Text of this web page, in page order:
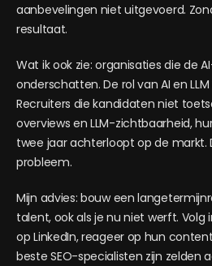
aanbevelingen niet uitgevoerd.
resultaat.
Wat ik ook zie: organisaties die de
onderschatten. De rol van AI en LLM
Recruiters die kandidaten niet
overviews en LLM-zichtbaarheid,
twee jaar achterloopt op de markt.
probleem.
Mijn advies: bouw een
talent, ook als je nu niet werft.
op LinkedIn, reageer op hun
beste SEO-specialisten zijn zelden